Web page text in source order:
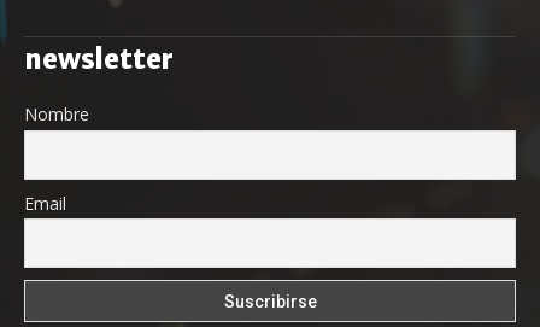
newsletter
Nombre
Email